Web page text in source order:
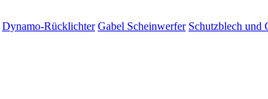
Dynamo-Rücklichter Gabel Scheinwerfer Schutzblech und